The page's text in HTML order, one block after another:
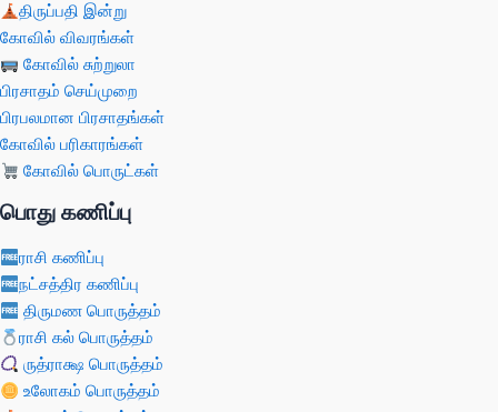
திருப்பதி இன்று
கோவில் விவரங்கள்
கோவில் சுற்றுலா
பிரசாதம் செய்முறை
பிரபலமான பிரசாதங்கள்
கோவில் பரிகாரங்கள்
கோவில் பொருட்கள்
பொது கணிப்பு
ராசி கணிப்பு
நட்சத்திர கணிப்பு
திருமண பொருத்தம்
ராசி கல் பொருத்தம்
ருத்ராக்ஷ பொருத்தம்
உலோகம் பொருத்தம்